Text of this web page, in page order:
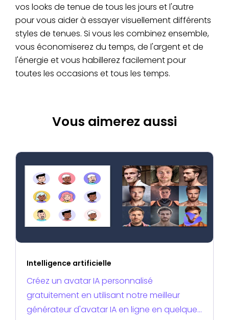
vos looks de tenue de tous les jours et l'autre
pour vous aider à essayer visuellement différents
styles de tenues. Si vous les combinez ensemble,
vous économiserez du temps, de l'argent et de
l'énergie et vous habillerez facilement pour
toutes les occasions et tous les temps.
Vous aimerez aussi
Intelligence artificielle
Créez un avatar IA personnalisé
gratuitement en utilisant notre meilleur
générateur d'avatar IA en ligne en quelques